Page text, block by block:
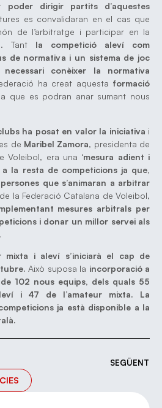
dirigir partits d’aquestes
es convalidaran en el cas que
de l’arbitratge i participar en la
Tant la competició aleví com
de normativa i un sistema de joc
conèixer la normativa
ha creat aquesta formació
que es podran anar sumant nous
ha posat en valor la iniciativa i
de Maribel Zamora, presidenta de
Voleibol, era una ‘mesura adient i
a la resta de competicions ja que,
que s’animaran a arbitrar
de la Federació Catalana de Voleibol,
mesures arbitrals per
i donar un millor servei als
mixta i aleví s’iniciarà el cap de
Això suposa la incorporació a
102 nous equips, dels quals 55
i 47 de l’amateur mixta. La
ja està disponible a la
SEGÜENT